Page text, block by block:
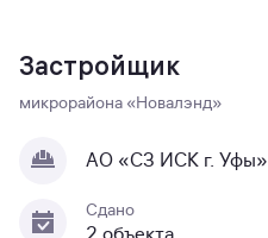
Застройщик
микрорайона «Новалэнд»
АО «СЗ ИСК г. Уфы»
Сдано